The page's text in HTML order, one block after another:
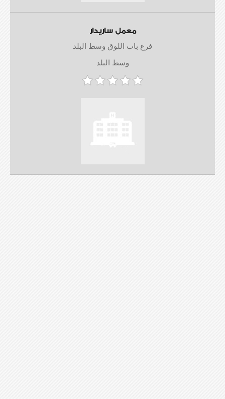
معمل ساريدار
فرع باب اللوق وسط البلد
وسط البلد